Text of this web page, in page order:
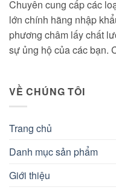
Chuyên cung cấp các
lớn chính hãng nhập
phương châm lấy chất
sự ủng hộ của các bạn.
VỀ CHÚNG TÔI
Trang chủ
Danh mục sản phẩm
Giới thiệu